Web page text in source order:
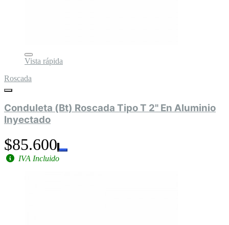
Vista rápida
Roscada
Conduleta (Bt) Roscada Tipo T 2" En Aluminio
Inyectado
$85.600
IVA Incluido